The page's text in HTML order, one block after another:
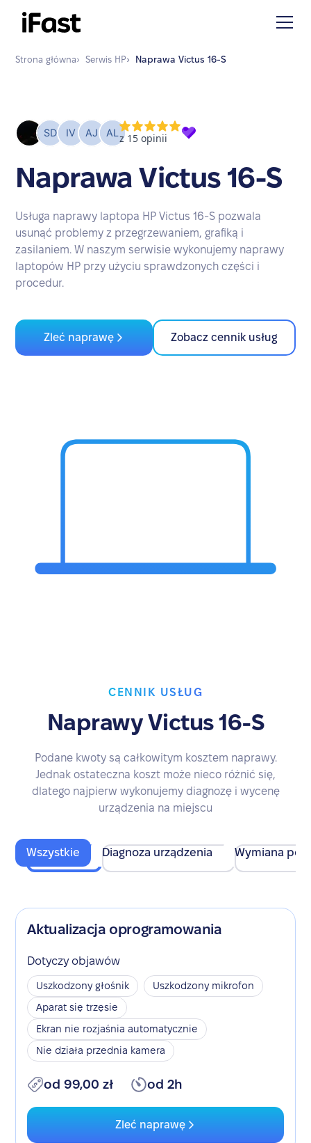
Strona główna› Serwis HP› Naprawa Victus 16-S
Naprawa Victus 16-S
Usługa naprawy laptopa HP Victus 16-S pozwala
usunąć problemy z przegrzewaniem, grafiką i
zasilaniem. W naszym serwisie wykonujemy naprawy
laptopów HP przy użyciu sprawdzonych części i
procedur.
Zleć naprawę Zobacz cennik usług
CENNIK USŁUG
Naprawy Victus 16-S
Podane kwoty są całkowitym kosztem naprawy.
Jednak ostateczna koszt może nieco różnić się,
dlatego najpierw wykonujemy diagnozę i wycenę
urządzenia na miejscu
Wszystkie Diagnoza urządzenia Wymiana
Aktualizacja oprogramowania
Dotyczy objawów
Uszkodzony głośnik
Uszkodzony mikrofon
Aparat się trzęsie
Ekran nie rozjaśnia automatycznie
Nie działa przednia kamera
od 99,00 zł od 2h
Zleć naprawę